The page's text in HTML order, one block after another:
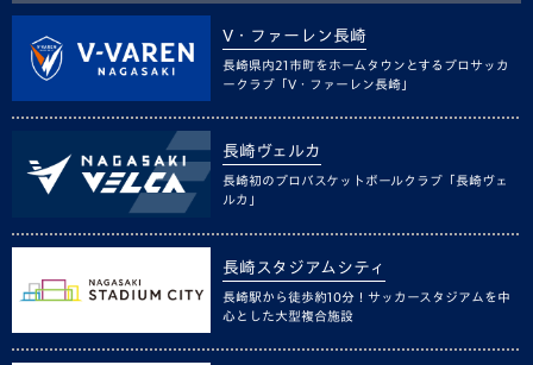
V・ファーレン長崎
長崎県内21市町をホームタウンとするプロサッカ
ークラブ「V・ファーレン長崎」
長崎ヴェルカ
長崎初のプロバスケットボールクラブ「長崎ヴェ
ルカ」
長崎スタジアムシティ
長崎駅から徒歩約10分！サッカースタジアムを中
心とした大型複合施設